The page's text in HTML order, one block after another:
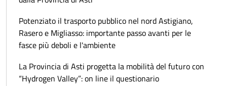
Potenziato il trasporto pubblico nel nord Astigiano,
Rasero e Migliasso: importante passo avanti per le
fasce più deboli e l'ambiente
La Provincia di Asti progetta la mobilità del futuro con
“Hydrogen Valley”: on line il questionario